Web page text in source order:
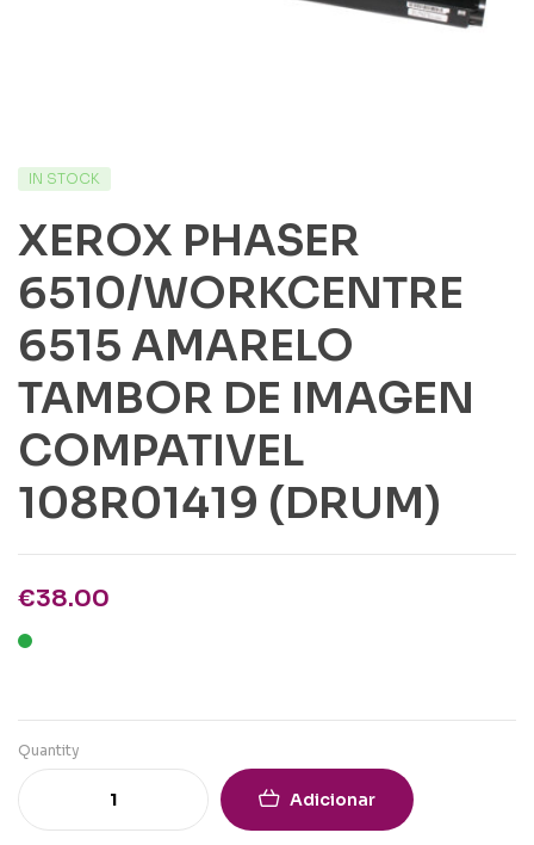
IN STOCK
XEROX PHASER
6510/WORKCENTRE
6515 AMARELO
TAMBOR DE IMAGEN
COMPATIVEL
108R01419 (DRUM)
€38.00
Quantity
Adicionar